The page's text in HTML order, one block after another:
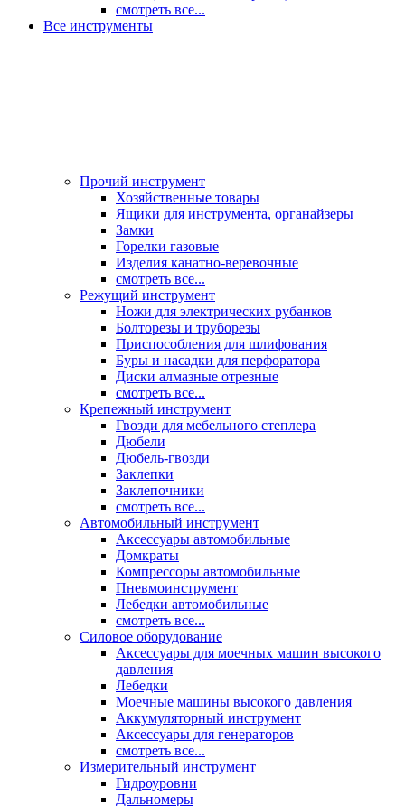
смотреть все...
Все инструменты
Прочий инструмент
Хозяйственные товары
Ящики для инструмента, органайзеры
Замки
Горелки газовые
Изделия канатно-веревочные
смотреть все...
Режущий инструмент
Ножи для электрических рубанков
Болторезы и труборезы
Приспособления для шлифования
Буры и насадки для перфоратора
Диски алмазные отрезные
смотреть все...
Крепежный инструмент
Гвозди для мебельного степлера
Дюбели
Дюбель-гвозди
Заклепки
Заклепочники
смотреть все...
Автомобильный инструмент
Аксессуары автомобильные
Домкраты
Компрессоры автомобильные
Пневмоинструмент
Лебедки автомобильные
смотреть все...
Силовое оборудование
Аксессуары для моечных машин высокого
давления
Лебедки
Моечные машины высокого давления
Аккумуляторный инструмент
Аксессуары для генераторов
смотреть все...
Измерительный инструмент
Гидроуровни
Дальномеры